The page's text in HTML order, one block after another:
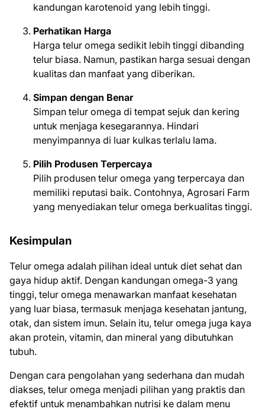
kandungan karotenoid yang lebih tinggi.
Perhatikan Harga
Harga telur omega sedikit lebih tinggi dibanding
telur biasa. Namun, pastikan harga sesuai dengan
kualitas dan manfaat yang diberikan.
Simpan dengan Benar
Simpan telur omega di tempat sejuk dan kering
untuk menjaga kesegarannya. Hindari
menyimpannya di luar kulkas terlalu lama.
Pilih Produsen Terpercaya
Pilih produsen telur omega yang terpercaya dan
memiliki reputasi baik. Contohnya, Agrosari Farm
yang menyediakan telur omega berkualitas tinggi.
Kesimpulan
Telur omega adalah pilihan ideal untuk diet sehat dan
gaya hidup aktif. Dengan kandungan omega-3 yang
tinggi, telur omega menawarkan manfaat kesehatan
yang luar biasa, termasuk menjaga kesehatan jantung,
otak, dan sistem imun. Selain itu, telur omega juga kaya
akan protein, vitamin, dan mineral yang dibutuhkan
tubuh.
Dengan cara pengolahan yang sederhana dan mudah
diakses, telur omega menjadi pilihan yang praktis dan
efektif untuk menambahkan nutrisi ke dalam menu